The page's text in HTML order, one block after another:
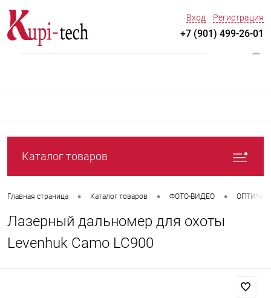
Вход Регистрация
+7 (901) 499-26-01
Каталог товаров
Главная страница • Каталог товаров • ФОТО-ВИДЕО •
Лазерный дальномер для охоты
Levenhuk Camo LC900